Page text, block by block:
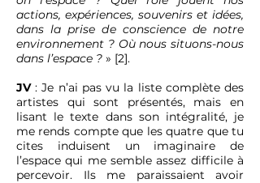
actions, expériences, souvenirs et idées,
dans la prise de conscience de notre
environnement ? Où nous situons-nous
dans l’espace ? » [2].
JV: Je n’ai pas vu la liste complète des
artistes qui sont présentés, mais en
lisant le texte dans son intégralité, je
me rends compte que les quatre que tu
cites induisent un imaginaire de
l’espace qui me semble assez difficile à
percevoir. Ils me paraissaient avoir